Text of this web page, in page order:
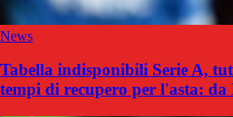
News
Tabella indisponibili Serie A,
tempi di recupero per l'asta: